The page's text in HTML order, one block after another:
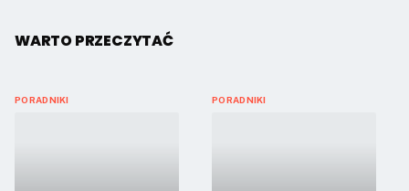
WARTO PRZECZYTAĆ
PORADNIKI PORADNIKI